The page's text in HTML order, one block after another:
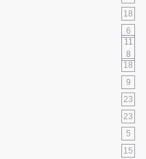
18
6
11
8
18
9
23
23
5
15